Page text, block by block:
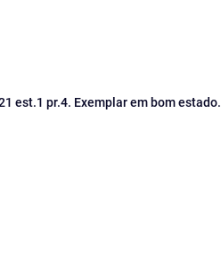
est.1 pr.4. Exemplar em bom